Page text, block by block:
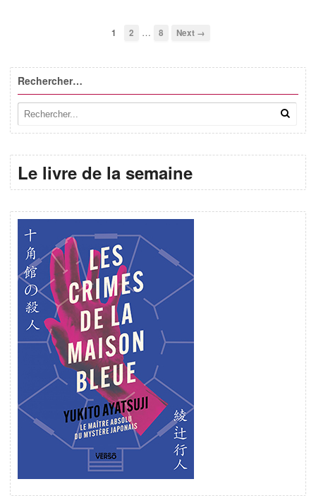
1 2 … 8 Next →
Rechercher…
Le livre de la semaine